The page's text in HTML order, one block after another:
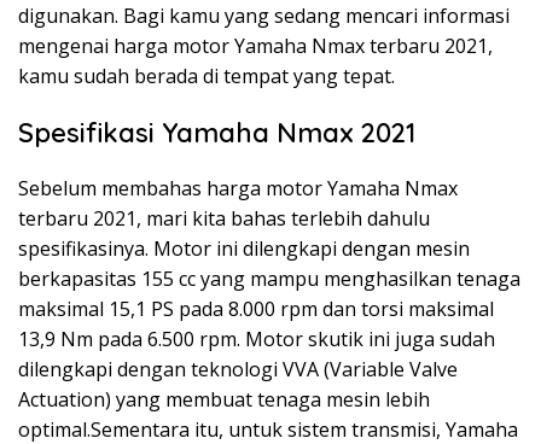
digunakan. Bagi kamu yang sedang mencari informasi
mengenai harga motor Yamaha Nmax terbaru 2021,
kamu sudah berada di tempat yang tepat.
Spesifikasi Yamaha Nmax 2021
Sebelum membahas harga motor Yamaha Nmax
terbaru 2021, mari kita bahas terlebih dahulu
spesifikasinya. Motor ini dilengkapi dengan mesin
berkapasitas 155 cc yang mampu menghasilkan tenaga
maksimal 15,1 PS pada 8.000 rpm dan torsi maksimal
13,9 Nm pada 6.500 rpm. Motor skutik ini juga sudah
dilengkapi dengan teknologi VVA (Variable Valve
Actuation) yang membuat tenaga mesin lebih
optimal.Sementara itu, untuk sistem transmisi, Yamaha